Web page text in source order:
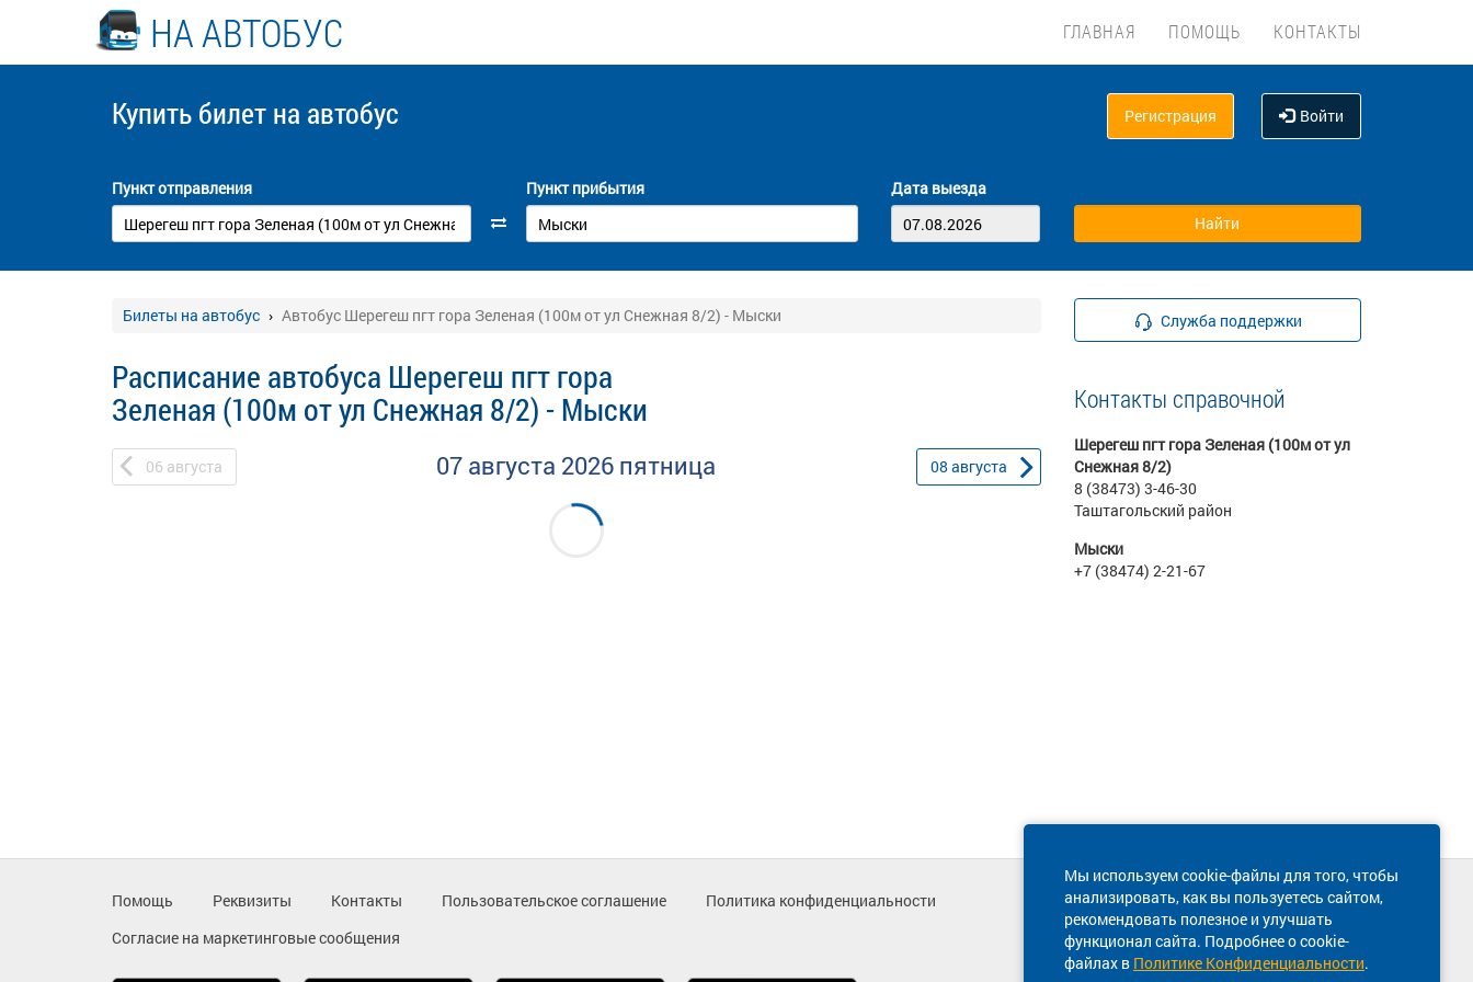
НА АВТОБУС ГЛАВНАЯ ПОМОЩЬ КОНТАКТЫ
Купить билет на автобус Регистрация Войти
Пункт отправления Пункт прибытия Дата выезда
Билеты на автобус Автобус Шерегеш пгт гора Зеленая (100м от ул Снежная 8/2) - Мыски
Расписание автобуса Шерегеш пгт гора
Зеленая (100м от ул Снежная 8/2) - Мыски
06 августа 07 августа 2026 пятница 08 августа
Служба поддержки
Контакты справочной
Шерегеш пгт гора Зеленая (100м от ул
Снежная 8/2)
8 (38473) 3-46-30
Таштагольский район
Мыски
+7 (38474) 2-21-67
Мы используем cookie-файлы для того, чтобы
анализировать, как вы пользуетесь сайтом,
рекомендовать полезное и улучшать
функционал сайта. Подробнее о cookie-
файлах в Политике Конфиденциальности.
Помощь Реквизиты Контакты Пользовательское соглашение
Политика конфиденциальности
Согласие на маркетинговые сообщения
Техническая поддержка сайта
8 800 600-03-38